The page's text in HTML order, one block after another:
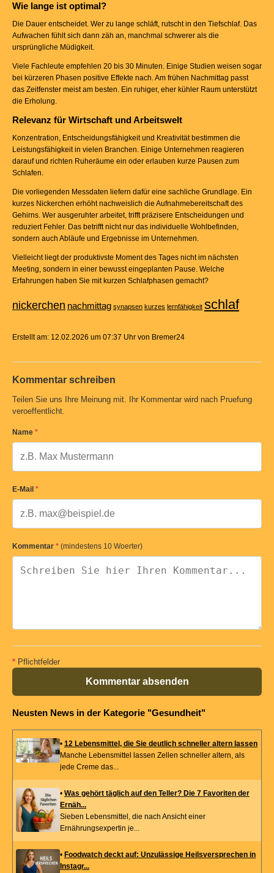
Wie lange ist optimal?
Die Dauer entscheidet. Wer zu lange schläft, rutscht in den Tiefschlaf. Das
Aufwachen fühlt sich dann zäh an, manchmal schwerer als die
ursprüngliche Müdigkeit.
Viele Fachleute empfehlen 20 bis 30 Minuten. Einige Studien weisen sogar
bei kürzeren Phasen positive Effekte nach. Am frühen Nachmittag passt
das Zeitfenster meist am besten. Ein ruhiger, eher kühler Raum unterstützt
die Erholung.
Relevanz für Wirtschaft und Arbeitswelt
Konzentration, Entscheidungsfähigkeit und Kreativität bestimmen die
Leistungsfähigkeit in vielen Branchen. Einige Unternehmen reagieren
darauf und richten Ruheräume ein oder erlauben kurze Pausen zum
Schlafen.
Die vorliegenden Messdaten liefern dafür eine sachliche Grundlage. Ein
kurzes Nickerchen erhöht nachweislich die Aufnahmebereitschaft des
Gehirns. Wer ausgeruhter arbeitet, trifft präzisere Entscheidungen und
reduziert Fehler. Das betrifft nicht nur das individuelle Wohlbefinden,
sondern auch Abläufe und Ergebnisse im Unternehmen.
Vielleicht liegt der produktivste Moment des Tages nicht im nächsten
Meeting, sondern in einer bewusst eingeplanten Pause. Welche
Erfahrungen haben Sie mit kurzen Schlafphasen gemacht?
nickerchen nachmittag synapsen kurzes lernfähigkeit schlaf
Erstellt am: 12.02.2026 um 07:37 Uhr von Bremer24
Kommentar schreiben
Teilen Sie uns Ihre Meinung mit. Ihr Kommentar wird nach Pruefung
veroeffentlicht.
Name *
E-Mail *
Kommentar * (mindestens 10 Woerter)
* Pflichtfelder
Kommentar absenden
Neusten News in der Kategorie "Gesundheit"
• 12 Lebensmittel, die Sie deutlich schneller altern lassen
Manche Lebensmittel lassen Zellen schneller altern, als
jede Creme das...
• Was gehört täglich auf den Teller? Die 7 Favoriten der
Ernäh...
Sieben Lebensmittel, die nach Ansicht einer
Ernährungsexpertin je...
• Foodwatch deckt auf: Unzulässige Heilsversprechen in
Instagr...